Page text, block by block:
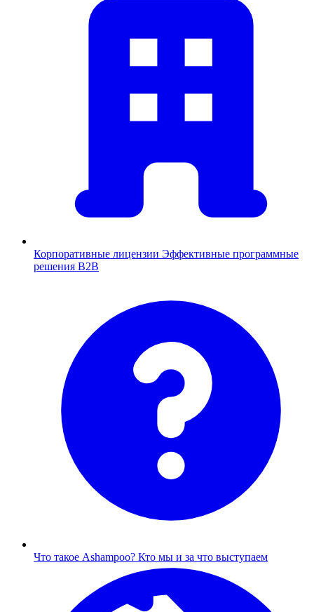
Корпоративные лицензии Эффективные программные
решения B2B
Что такое Ashampoo? Кто мы и за что выступаем